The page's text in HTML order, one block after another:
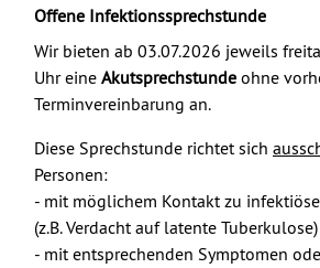
Offene Infektionssprechstunde
Wir bieten ab 03.07.2026 jeweils
Uhr eine Akutsprechstunde ohne
Terminvereinbarung an.
Diese Sprechstunde richtet sich
Personen:
- mit möglichem Kontakt zu
(z.B. Verdacht auf latente Tuberkulose)
- mit entsprechenden Symptomen